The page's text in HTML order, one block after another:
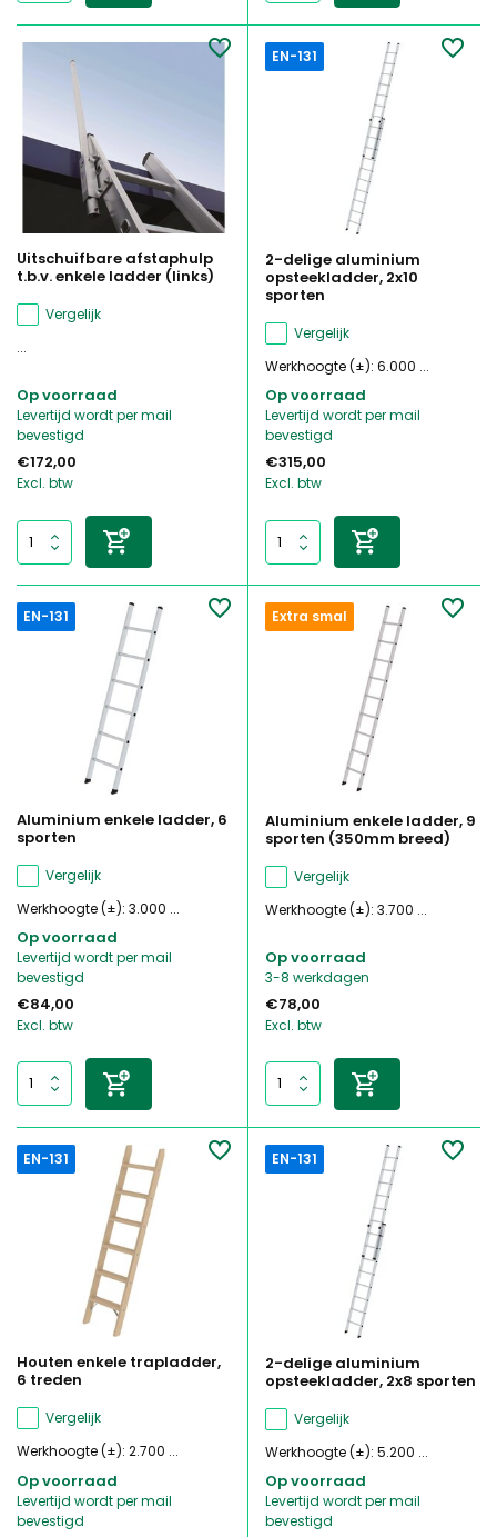
Uitschuifbare afstaphulp
t.b.v. enkele ladder (links)
Vergelijk
...
Op voorraad
Levertijd wordt per mail
bevestigd
€172,00
Excl. btw
EN-131
2-delige aluminium
opsteekladder, 2x10
sporten
Vergelijk
Werkhoogte (±): 6.000 ...
Op voorraad
Levertijd wordt per mail
bevestigd
€315,00
Excl. btw
EN-131
Aluminium enkele ladder, 6
sporten
Vergelijk
Werkhoogte (±): 3.000 ...
Op voorraad
Levertijd wordt per mail
bevestigd
€84,00
Excl. btw
Extra smal
Aluminium enkele ladder, 9
sporten (350mm breed)
Vergelijk
Werkhoogte (±): 3.700 ...
Op voorraad
3-8 werkdagen
€78,00
Excl. btw
EN-131
Houten enkele trapladder,
6 treden
Vergelijk
Werkhoogte (±): 2.700 ...
Op voorraad
Levertijd wordt per mail
bevestigd
EN-131
2-delige aluminium
opsteekladder, 2x8 sporten
Vergelijk
Werkhoogte (±): 5.200 ...
Op voorraad
Levertijd wordt per mail
bevestigd